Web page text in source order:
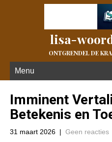
lisa-
ONTGRENDEL DE
Menu
Imminent
Betekenis en
31 maart 2026 | Geen reacties